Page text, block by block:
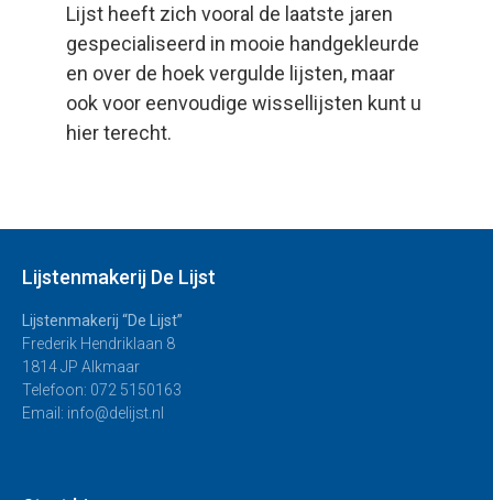
Lijst heeft zich vooral de laatste jaren
gespecialiseerd in mooie handgekleurde
en over de hoek vergulde lijsten, maar
ook voor eenvoudige wissellijsten kunt u
hier terecht.
Lijstenmakerij De Lijst
Lijstenmakerij “De Lijst”
Frederik Hendriklaan 8
1814 JP Alkmaar
Telefoon: 072 5150163
Email: info@delijst.nl